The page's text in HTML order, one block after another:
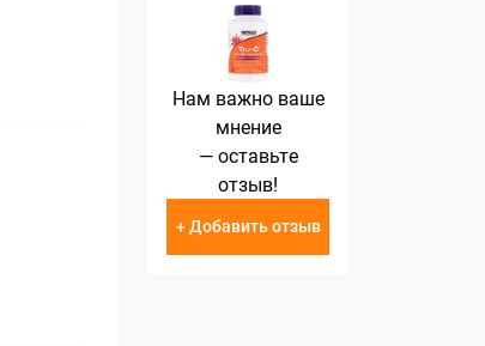
Нам важно ваше
мнение
— оставьте
отзыв!
+ Добавить отзыв